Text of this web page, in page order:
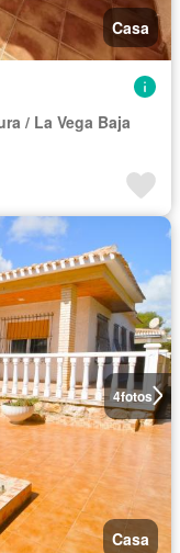
Casa
/ La Vega Baja
4fotos
Casa